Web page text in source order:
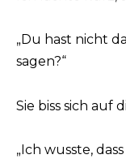
„Du hast nicht
sagen?“
Sie biss sich auf
„Ich wusste,